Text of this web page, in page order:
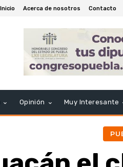
Inicio Acerca de nosotros Contacto
Opinión Muy Interesante